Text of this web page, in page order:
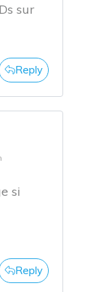
sur
Reply
si
Reply